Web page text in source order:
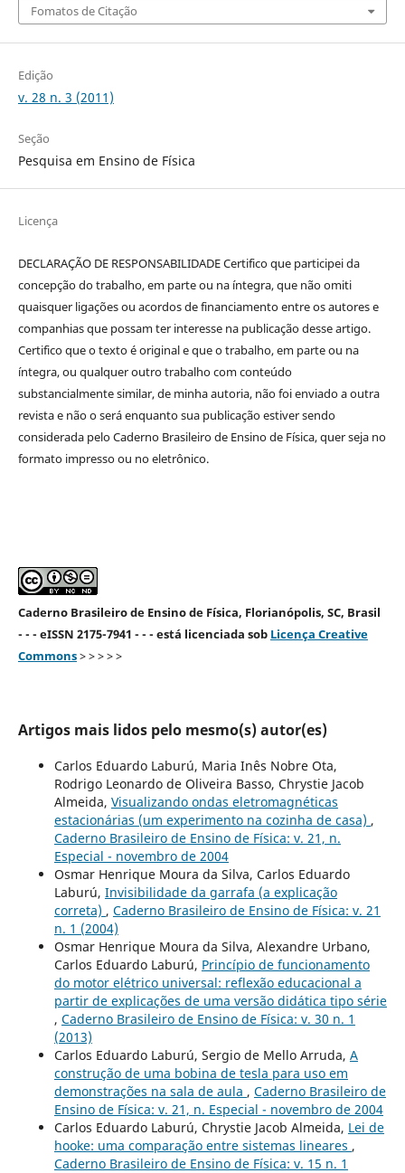
Fomatos de Citação
Edição
v. 28 n. 3 (2011)
Seção
Pesquisa em Ensino de Física
Licença
DECLARAÇÃO DE RESPONSABILIDADE Certifico que participei da
concepção do trabalho, em parte ou na íntegra, que não omiti
quaisquer ligações ou acordos de financiamento entre os autores e
companhias que possam ter interesse na publicação desse artigo.
Certifico que o texto é original e que o trabalho, em parte ou na
íntegra, ou qualquer outro trabalho com conteúdo
substancialmente similar, de minha autoria, não foi enviado a outra
revista e não o será enquanto sua publicação estiver sendo
considerada pelo Caderno Brasileiro de Ensino de Física, quer seja no
formato impresso ou no eletrônico.
Caderno Brasileiro de Ensino de Física, Florianópolis, SC, Brasil
- - - eISSN 2175-7941 - - - está licenciada sob Licença Creative
Commons> > > > >
Artigos mais lidos pelo mesmo(s) autor(es)
Carlos Eduardo Laburú, Maria Inês Nobre Ota,
Rodrigo Leonardo de Oliveira Basso, Chrystie Jacob
Almeida, Visualizando ondas eletromagnéticas
estacionárias (um experimento na cozinha de casa) ,
Caderno Brasileiro de Ensino de Física: v. 21, n.
Especial - novembro de 2004
Osmar Henrique Moura da Silva, Carlos Eduardo
Laburú, Invisibilidade da garrafa (a explicação
correta) , Caderno Brasileiro de Ensino de Física: v. 21
n. 1 (2004)
Osmar Henrique Moura da Silva, Alexandre Urbano,
Carlos Eduardo Laburú, Princípio de funcionamento
do motor elétrico universal: reflexão educacional a
partir de explicações de uma versão didática tipo série
, Caderno Brasileiro de Ensino de Física: v. 30 n. 1
(2013)
Carlos Eduardo Laburú, Sergio de Mello Arruda, A
construção de uma bobina de tesla para uso em
demonstrações na sala de aula , Caderno Brasileiro de
Ensino de Física: v. 21, n. Especial - novembro de 2004
Carlos Eduardo Laburú, Chrystie Jacob Almeida, Lei de
hooke: uma comparação entre sistemas lineares ,
Caderno Brasileiro de Ensino de Física: v. 15 n. 1